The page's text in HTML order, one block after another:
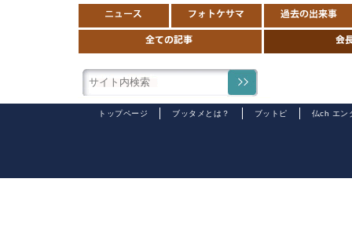
トップページ ブッタメとは？ ブットピ 仏ch エン